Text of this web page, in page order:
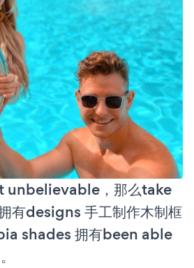
unbelievable，那么take
有designs 手工制作木制框
shades 拥有been able